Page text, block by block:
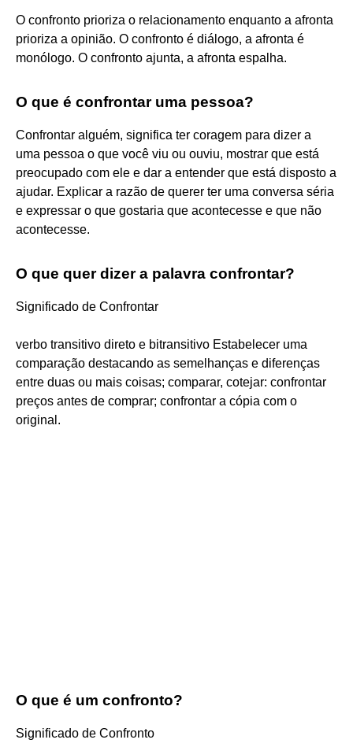
O confronto prioriza o relacionamento enquanto a afronta
prioriza a opinião. O confronto é diálogo, a afronta é
monólogo. O confronto ajunta, a afronta espalha.
O que é confrontar uma pessoa?
Confrontar alguém, significa ter coragem para dizer a
uma pessoa o que você viu ou ouviu, mostrar que está
preocupado com ele e dar a entender que está disposto a
ajudar. Explicar a razão de querer ter uma conversa séria
e expressar o que gostaria que acontecesse e que não
acontecesse.
O que quer dizer a palavra confrontar?
Significado de Confrontar
verbo transitivo direto e bitransitivo Estabelecer uma
comparação destacando as semelhanças e diferenças
entre duas ou mais coisas; comparar, cotejar: confrontar
preços antes de comprar; confrontar a cópia com o
original.
O que é um confronto?
Significado de Confronto